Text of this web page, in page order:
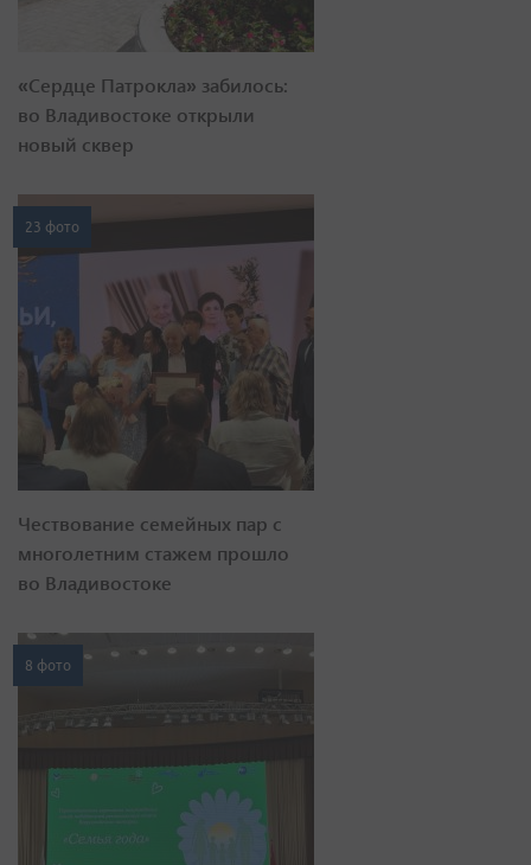
«Сердце Патрокла» забилось:
во Владивостоке открыли
новый сквер
23 фото
Чествование семейных пар с
многолетним стажем прошло
во Владивостоке
8 фото